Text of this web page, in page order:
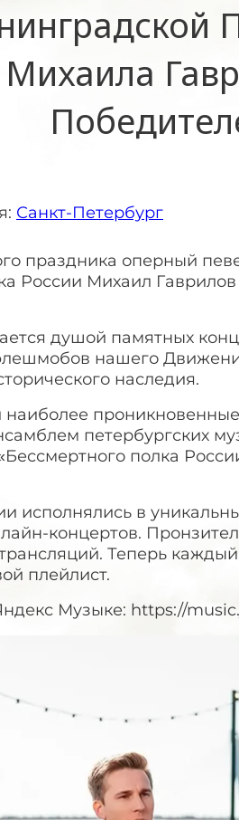
Санкт-Петербург
праздника оперный
России Михаил
душой памятных
нашего
наследия.
петербургских
полка
исполнялись в
концертов.
Теперь
плейлист.
Музыке: https://